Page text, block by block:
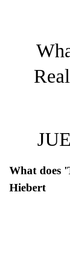
What does
Hiebert